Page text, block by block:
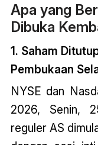
Apa yang
Dibuka
1. Saham
Pembukaan
NYSE dan
2026, Senin,
reguler AS